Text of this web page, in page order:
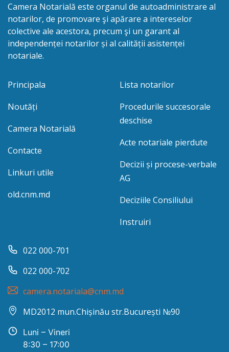
Camera Notarială este organul de autoadministrare al
notarilor, de promovare şi apărare a intereselor
colective ale acestora, precum şi un garant al
independenței notarilor și al calității asistenței
notariale.
Principala
Noutăți
Camera Notarială
Contacte
Linkuri utile
old.cnm.md
Lista notarilor
Procedurile succesorale
deschise
Acte notariale pierdute
Decizii și procese-verbale
AG
Deciziile Consiliului
Instruiri
022 000-701
022 000-702
camera.notariala@cnm.md
MD2012 mun.Chișinău str.București №90
Luni – Vineri
8:30 – 17:00